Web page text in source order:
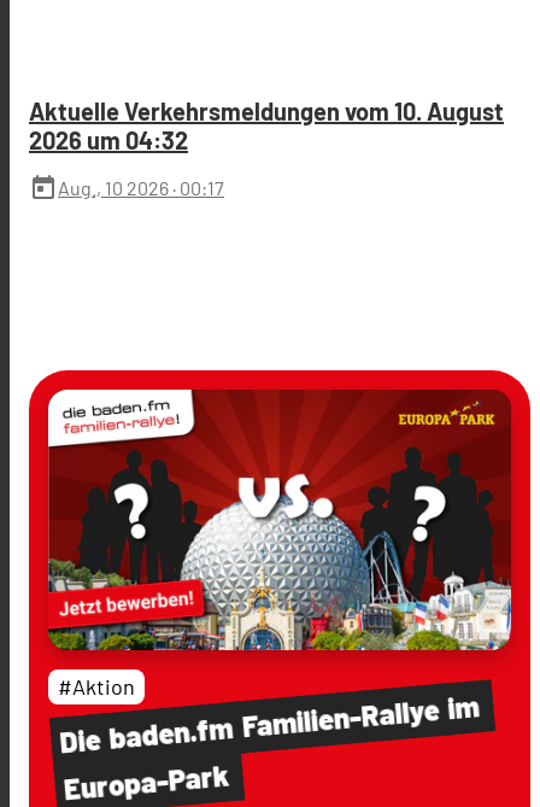
Aktuelle Verkehrsmeldungen vom 10. August
2026 um 04:32
today Aug., 10 2026 · 00:17
Diebaden.fmFamilien-Rallyeim
Europa-Park
#Aktion